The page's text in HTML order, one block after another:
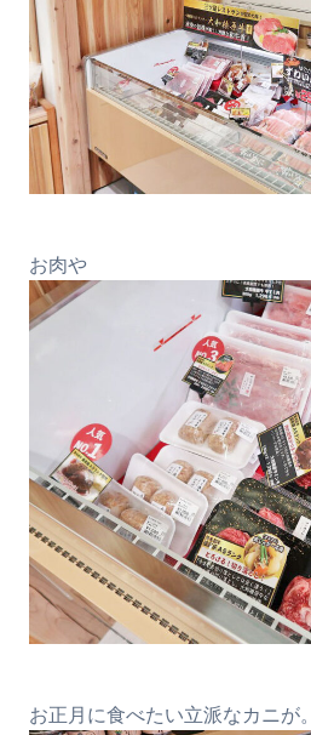
お肉や
お正月に食べたい立派なカニが。